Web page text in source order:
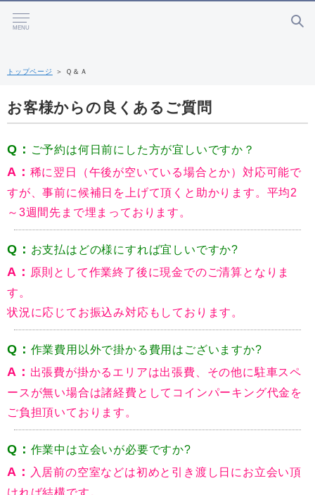
MENU
トップページ ＞ Ｑ＆Ａ
お客様からの良くあるご質問
Q： ご予約は何日前にした方が宜しいですか？
A： 稀に翌日（午後が空いている場合とか）対応可能で
すが、事前に候補日を上げて頂くと助かります。平均2
～3週間先まで埋まっております。
Q： お支払はどの様にすれば宜しいですか?
A： 原則として作業終了後に現金でのご清算となりま
す。
状況に応じてお振込み対応もしております。
Q： 作業費用以外で掛かる費用はございますか?
A： 出張費が掛かるエリアは出張費、その他に駐車スペ
ースが無い場合は諸経費としてコインパーキング代金を
ご負担頂いております。
Q： 作業中は立会いが必要ですか?
A：
入居前の空室などは初めと引き渡し日にお立会い頂